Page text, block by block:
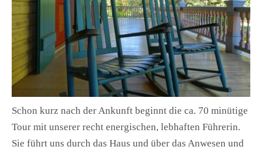
Schon kurz nach der Ankunft beginnt die ca. 70 minütige
Tour mit unserer recht energischen, lebhaften Führerin.
Sie führt uns durch das Haus und über das Anwesen und